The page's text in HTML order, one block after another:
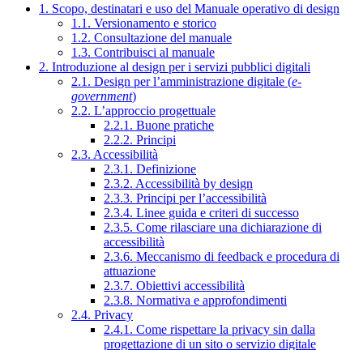
1. Scopo, destinatari e uso del Manuale operativo di design
1.1. Versionamento e storico
1.2. Consultazione del manuale
1.3. Contribuisci al manuale
2. Introduzione al design per i servizi pubblici digitali
2.1. Design per l’amministrazione digitale (e-
government)
2.2. L’approccio progettuale
2.2.1. Buone pratiche
2.2.2. Principi
2.3. Accessibilità
2.3.1. Definizione
2.3.2. Accessibilità by design
2.3.3. Principi per l’accessibilità
2.3.4. Linee guida e criteri di successo
2.3.5. Come rilasciare una dichiarazione di
accessibilità
2.3.6. Meccanismo di feedback e procedura di
attuazione
2.3.7. Obiettivi accessibilità
2.3.8. Normativa e approfondimenti
2.4. Privacy
2.4.1. Come rispettare la privacy sin dalla
progettazione di un sito o servizio digitale